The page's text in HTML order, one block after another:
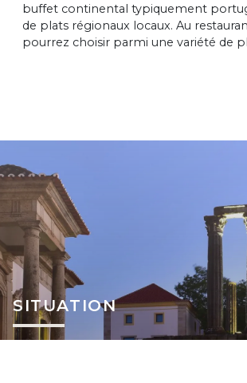
buffet continental typiquement
de plats régionaux locaux. Au
pourrez choisir parmi une variété de
SITUATION